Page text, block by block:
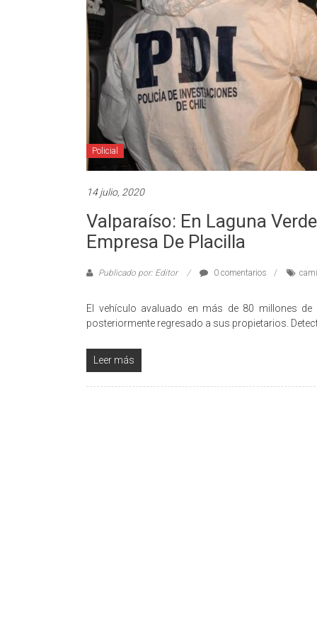
Policial
14 julio, 2020
Valparaíso: En Laguna
Empresa De Placilla
Publicado por: Editor 0 comentarios
El vehículo avaluado en más de 80 millones
posteriormente regresado a sus propietarios.
Leer más